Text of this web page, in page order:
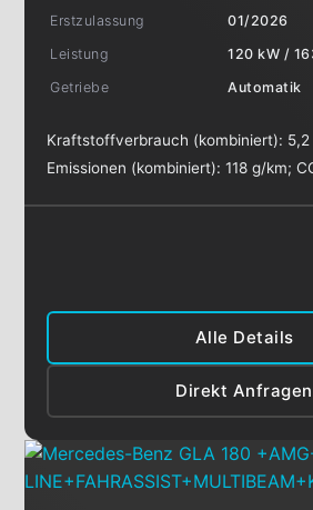
Erstzulassung
01/2026
Leistung
120 kW /
Getriebe
Automatik
Kraftstoffverbrauch (kombiniert):
Emissionen (kombiniert):118 g/km;
Alle Details
Direkt Anfragen